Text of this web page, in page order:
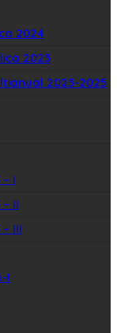
2024
2023
2023-2025
I
II
III
I